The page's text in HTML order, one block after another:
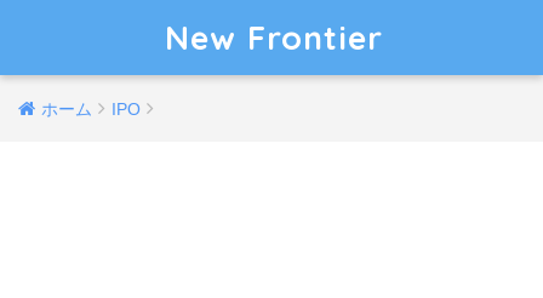
New Frontier
ホーム IPO